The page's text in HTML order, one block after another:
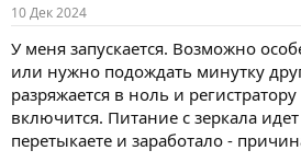
10 Дек 2024
У меня запускается. Возможно
или нужно подождать минутку
разряжается в ноль и
включится. Питание с зеркала
перетыкаете и заработало -